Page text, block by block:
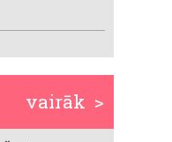
vairāk >